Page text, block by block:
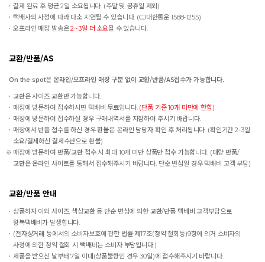
결제 완료 후 평균 2일 소요됩니다. (주말 및 공휴일 제외)
택배사의 사정에 따라 다소 지연될 수 있습니다. (CJ대한통운 1588-1255)
오프라인 매장 발송은2~3일 더 소요될 수 있습니다.
교환/반품/AS
On the spot은 온라인/오프라인 매장 구분 없이 교환/반품/AS접수가 가능합니다.
교환은 사이즈 교환만 가능합니다.
매장에 방문하여 접수하시면 택배비 무료입니다. (단품 기준 10개 미만에 한함)
매장에 방문하여 접수하실 경우 구매내역서를 지참하여 주시기 바랍니다.
매장에서 반품 접수를 하신 경우 환불은 온라인 담당자 확인 후 처리됩니다. (확인기간 2-3일
소요/결제하신 결제수단으로 환불)
매장에 방문하여 반품/교환 접수 시 최대 10개 미만 상품만 접수 가능합니다. (대량 반품/
교환은 온라인 사이트를 통해서 접수해주시기 바랍니다. 단순 변심일 경우 택배비 고객 부담)
교환/반품 안내
상품하자 이외 사이즈, 색상교환 등 단순 변심에 의한 교환/반품 택배비 고객부담으로
왕복택배비가 발생합니다.
(전자상거래 등에서의 소비자보호에 관한 법률 제17조(청약 철회등)9항에 의거 소비자의
사정에 의한 청약 철회 시 택배비는 소비자 부담입니다.)
제품을 받으신 날부터 7일 이내(상품불량인 경우 30일)에 접수해주시기 바랍니다.